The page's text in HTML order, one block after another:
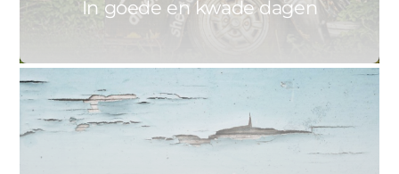
In goede en kwade dagen
MIES 30 SEPTEMBER 2015